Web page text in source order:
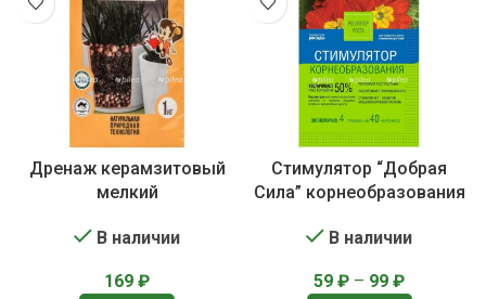
Дренаж керамзитовый
мелкий
В наличии
169 ₽
Стимулятор “Добрая
Сила” корнеобразования
В наличии
59 ₽ – 99 ₽